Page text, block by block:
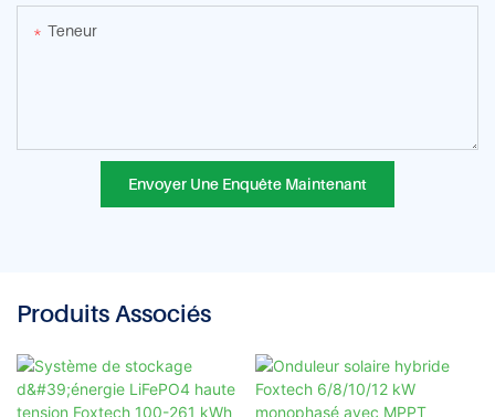
Teneur
Envoyer Une Enquête Maintenant
Produits Associés